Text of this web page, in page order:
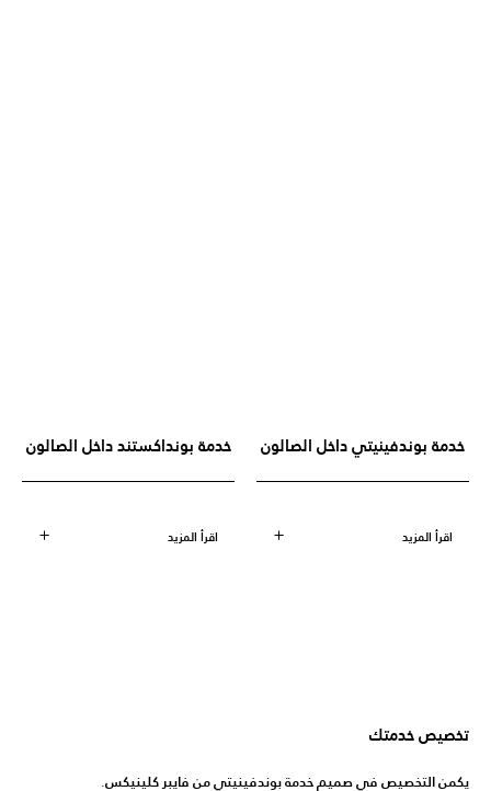
خدمة بوندفينيتي داخل الصالون
اقرأ المزيد
خدمة بونداكستند داخل الصالون
اقرأ المزيد
تخصيص خدمتك
يكمن التخصيص في صميم خدمة بوندفينيتي من فايبر كلينيكس.